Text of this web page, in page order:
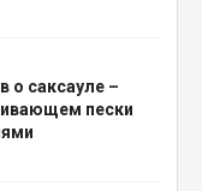
о саксауле –
пески